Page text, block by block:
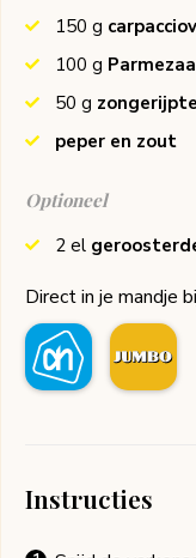
150 g
100 g
50 g
peper en zout
Optioneel
2 el
Direct in je mandje
Instructies